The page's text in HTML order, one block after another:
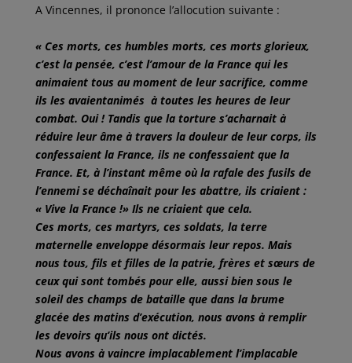
A Vincennes, il prononce l’allocution suivante :
« Ces morts, ces humbles morts, ces morts glorieux,
c’est la pensée, c’est l’amour de la France qui les
animaient tous au moment de leur sacrifice, comme
ils les avaientanimés à toutes les heures de leur
combat. Oui ! Tandis que la torture s’acharnait à
réduire leur âme à travers la douleur de leur corps, ils
confessaient la France, ils ne confessaient que la
France. Et, à l’instant même où la rafale des fusils de
l’ennemi se déchaînait pour les abattre, ils criaient :
« Vive la France !» Ils ne criaient que cela.
Ces morts, ces martyrs, ces soldats, la terre
maternelle enveloppe désormais leur repos. Mais
nous tous, fils et filles de la patrie, frères et sœurs de
ceux qui sont tombés pour elle, aussi bien sous le
soleil des champs de bataille que dans la brume
glacée des matins d’exécution, nous avons à remplir
les devoirs qu’ils nous ont dictés.
Nous avons à vaincre implacablement l’implacable